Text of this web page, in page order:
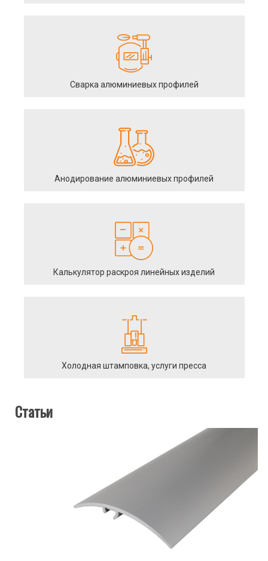
Сварка алюминиевых профилей
Анодирование алюминиевых профилей
Калькулятор раскроя линейных изделий
Холодная штамповка, услуги пресса
Статьи